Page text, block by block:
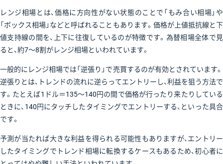
レンジ相場とは、価格に方向性がない状態のことで「もみ合い相場」や
「ボックス相場」などと呼ばれることもあります。価格が上値抵抗線と下
値支持線の間を、上下に往復しているのが特徴です。為替相場全体で見
ると、約7〜8割がレンジ相場といわれています。
一般的にレンジ相場では「逆張り」で売買するのが有効とされています。
逆張りとは、トレンドの流れに逆らってエントリーし、利益を狙う方法で
す。たとえば1ドル＝135〜140円の間で価格が行ったり来たりしている
ときに、140円にタッチしたタイミングでエントリーする、といった具合
です。
予測が当たれば大きな利益を得られる可能性もありますが、エントリー
したタイミングでトレンド相場に転換するケースもあるため、初心者に